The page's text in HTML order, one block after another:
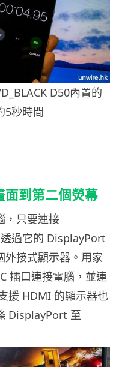
D50內置的
5秒時間
面到第二個熒幕
，只要連接
過它的 DisplayPort
外接式顯示器。用家
插口連接電腦，並連
援 HDMI 的顯示器也
DisplayPort 至